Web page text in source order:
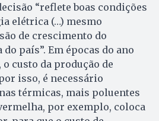
“reflete boas condições
elétrica (…) mesmo
de crescimento do
país”. Em épocas do ano
custo da produção de
isso, é necessário
térmicas, mais poluentes
por exemplo, coloca